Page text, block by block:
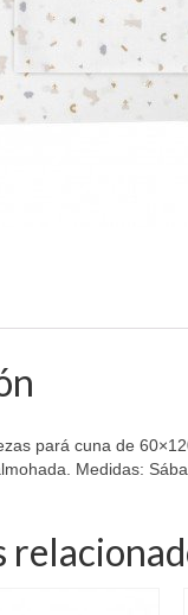
pará cuna de
Medidas: